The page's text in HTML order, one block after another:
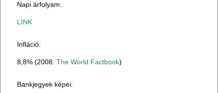
Napi árfolyam:
LINK
Infláció:
8,8% (2008.The World Factbook)
Bankjegyek képei: